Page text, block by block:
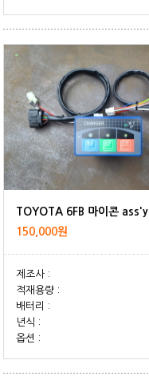
TOYOTA 6FB 마이콘 ass'y
150,000원
제조사 :
적재용량 :
배터리 :
년식 :
옵션 :